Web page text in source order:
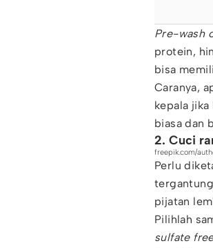
Pre-wash
protein,
bisa
Caranya,
kepala
biasa dan
2. Cuci
freepik.com/
Perlu
pijatan
Pilihlah
sulfate